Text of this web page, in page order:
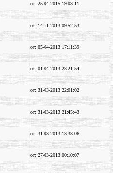
от: 25-04-2015 19:03:11
от: 14-11-2013 09:52:53
от: 05-04-2013 17:11:39
от: 01-04-2013 23:21:54
от: 31-03-2013 22:01:02
от: 31-03-2013 21:45:43
от: 31-03-2013 13:33:06
от: 27-03-2013 00:10:07